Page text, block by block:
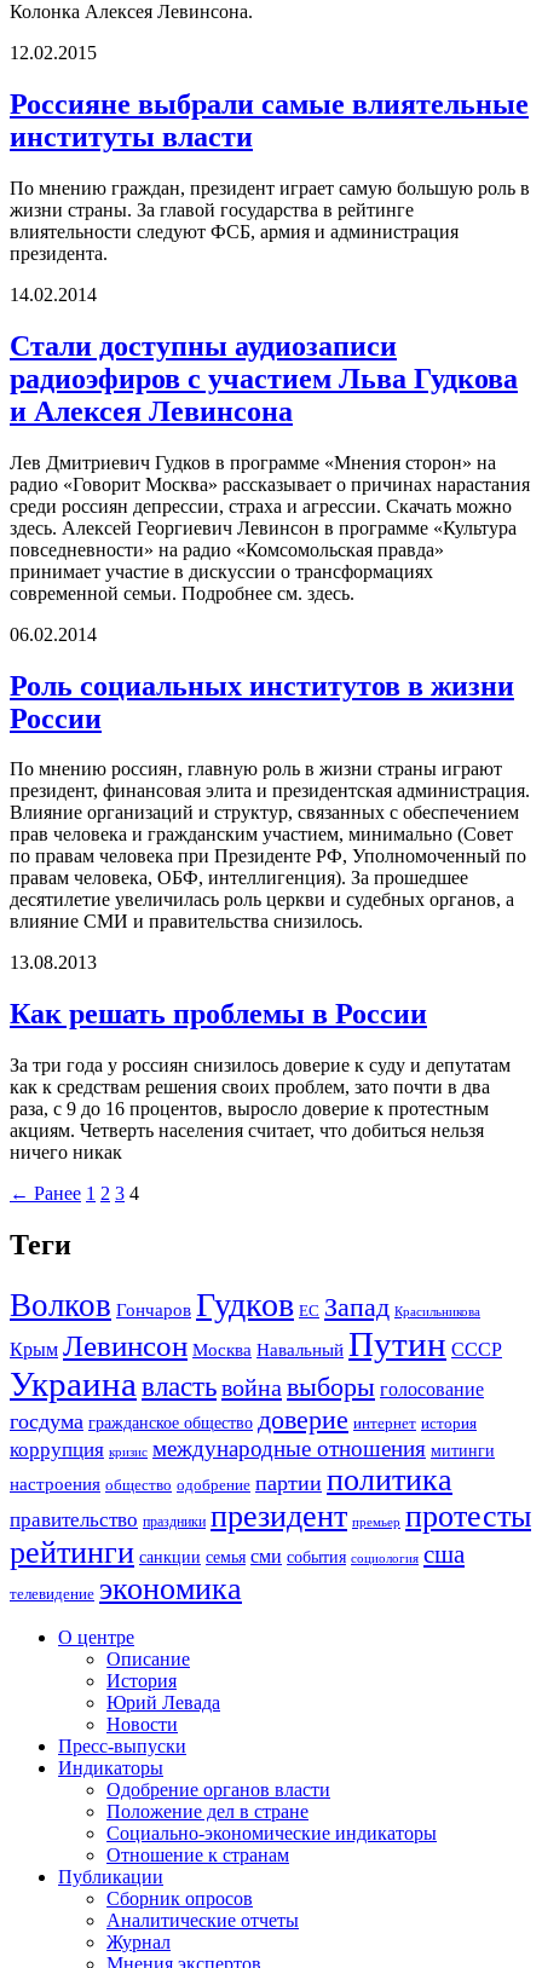
Колонка Алексея Левинсона.
12.02.2015
Россияне выбрали самые влиятельные
институты власти
По мнению граждан, президент играет самую большую роль в
жизни страны. За главой государства в рейтинге
влиятельности следуют ФСБ, армия и администрация
президента.
14.02.2014
Стали доступны аудиозаписи
радиоэфиров с участием Льва Гудкова
и Алексея Левинсона
Лев Дмитриевич Гудков в программе «Мнения сторон» на
радио «Говорит Москва» рассказывает о причинах нарастания
среди россиян депрессии, страха и агрессии. Скачать можно
здесь. Алексей Георгиевич Левинсон в программе «Культура
повседневности» на радио «Комсомольская правда»
принимает участие в дискуссии о трансформациях
современной семьи. Подробнее см. здесь.
06.02.2014
Роль социальных институтов в жизни
России
По мнению россиян, главную роль в жизни страны играют
президент, финансовая элита и президентская администрация.
Влияние организаций и структур, связанных с обеспечением
прав человека и гражданским участием, минимально (Совет
по правам человека при Президенте РФ, Уполномоченный по
правам человека, ОБФ, интеллигенция). За прошедшее
десятилетие увеличилась роль церкви и судебных органов, а
влияние СМИ и правительства снизилось.
13.08.2013
Как решать проблемы в России
За три года у россиян снизилось доверие к суду и депутатам
как к средствам решения своих проблем, зато почти в два
раза, с 9 до 16 процентов, выросло доверие к протестным
акциям. Четверть населения считает, что добиться нельзя
ничего никак
← Ранее 1 2 3 4
Теги
Волков Гончаров Гудков ЕС Запад Красильникова
Крым Левинсон Москва Навальный Путин СССР
Украина властьвойна выборы голосование
госдума гражданское общество доверие интернет история
коррупция кризис международные отношения митинги
настроения общество одобрение партии политика
правительство праздники президент премьер протесты
рейтинги санкции семья сми события социология сша
телевидение экономика
О центре
Описание
История
Юрий Левада
Новости
Пресс-выпуски
Индикаторы
Одобрение органов власти
Положение дел в стране
Социально-экономические индикаторы
Отношение к странам
Публикации
Сборник опросов
Аналитические отчеты
Журнал
Мнения экспертов